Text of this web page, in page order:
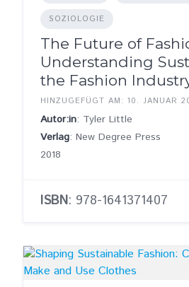
SOZIOLOGIE
The Future of
Understanding
the Fashion
HINZUGEFÜGT AM: 10. JANUAR
Autor:in: Tyler Little
Verlag: New Degree Press
2018
ISBN: 978-1641371407